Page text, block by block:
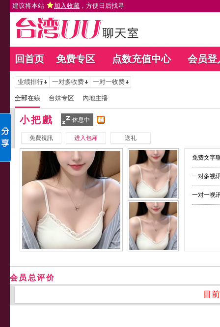
建议将本站 加入收藏 ，方便日后找寻
回首页 免费专区 点数充值中心 会员登
业绩排行 一对多收费 一对一收费
全部在線 台妹专区 內地主播
小把戲 休息中
免費視訊 进入包厢 送礼
免费文字
一对多视
一对一视
会员总评价
目